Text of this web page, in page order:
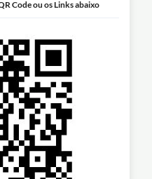
Code ou os Links abaixo